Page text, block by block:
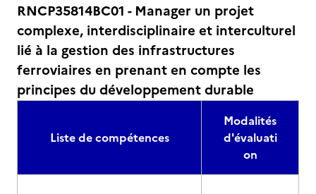
RNCP35814BC01 - Manager un projet
complexe, interdisciplinaire et interculturel
lié à la gestion des infrastructures
ferroviaires en prenant en compte les
principes du développement durable
Liste de compétences
Modalités
d'évaluati
on